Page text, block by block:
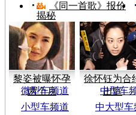
《同一首歌》报价
揭秘
黎姿被曝怀孕
两个月
徐怀钰为合
出庭
微型车频道 中型车
小型车频道
中大型车